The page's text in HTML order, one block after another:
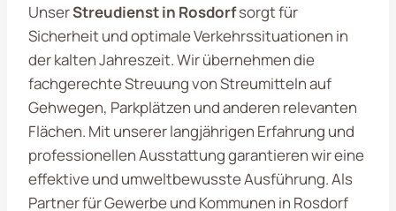
UnserStreudienst in Rosdorfsorgt für
Sicherheit und optimale Verkehrssituationen in
der kalten Jahreszeit. Wir übernehmen die
fachgerechte Streuung von Streumitteln auf
Gehwegen, Parkplätzen und anderen relevanten
Flächen. Mit unserer langjährigen Erfahrung und
professionellen Ausstattung garantieren wir eine
effektive und umweltbewusste Ausführung. Als
Partner für Gewerbe und Kommunen in Rosdorf